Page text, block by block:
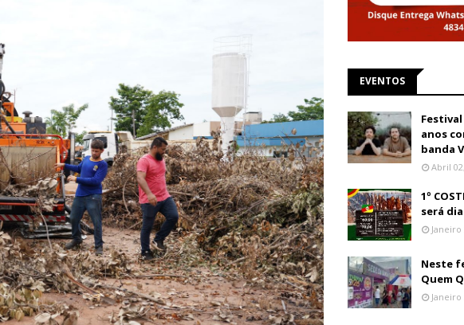
EVENTOS
anos
banda
Abril
1º
será
Janeiro
Neste
Quem
Janeiro